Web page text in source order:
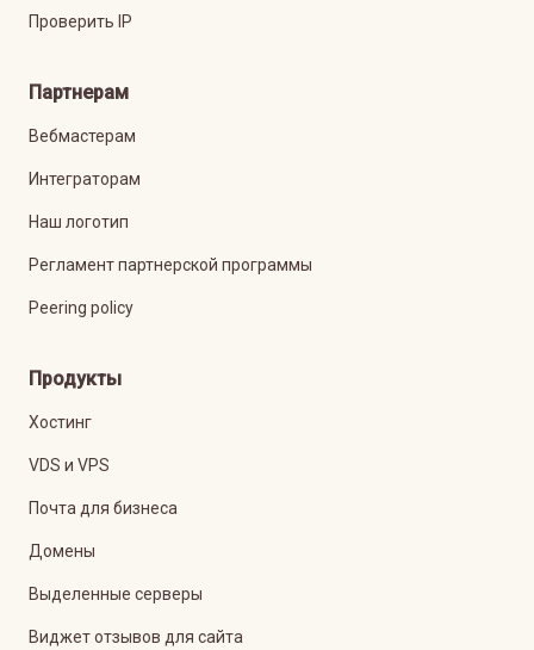
Проверить IP
Партнерам
Вебмастерам
Интеграторам
Наш логотип
Регламент партнерской программы
Peering policy
Продукты
Хостинг
VDS и VPS
Почта для бизнеса
Домены
Выделенные серверы
Виджет отзывов для сайта